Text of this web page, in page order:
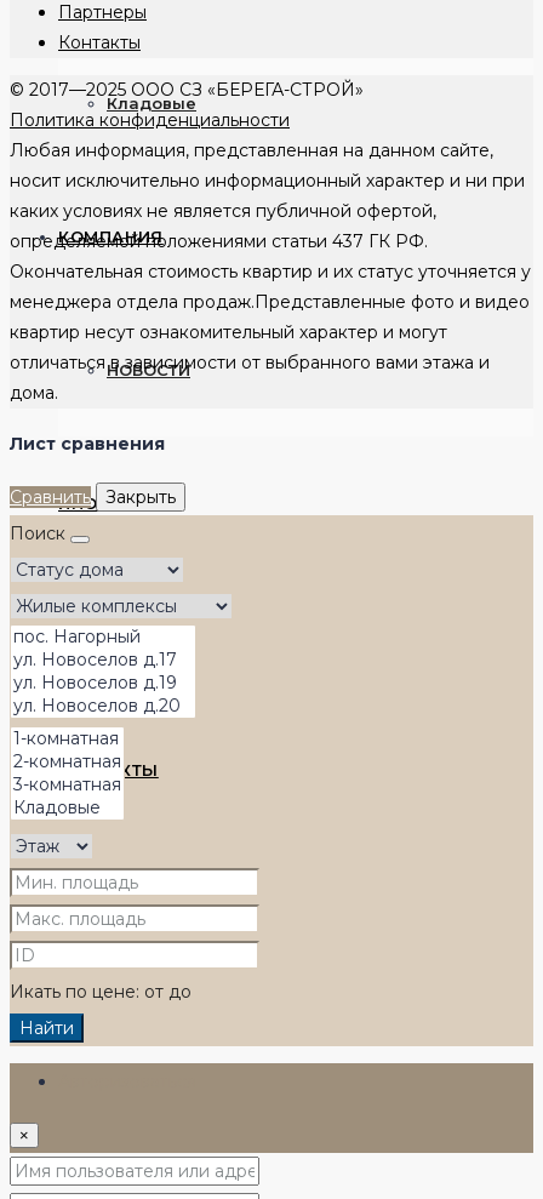
Кладовые
КОМПАНИЯ
НОВОСТИ
ИПОТЕКА
ПАРТНЕРЫ
КОНТАКТЫ
+7 (4852) 33-22-00
Партнеры
Контакты
© 2017—2025 ООО СЗ «БЕРЕГА-СТРОЙ»
Политика конфиденциальности
Любая информация, представленная на данном сайте,
носит исключительно информационный характер и ни при
каких условиях не является публичной офертой,
определяемой положениями статьи 437 ГК РФ.
Окончательная стоимость квартир и их статус уточняется у
менеджера отдела продаж.Представленные фото и видео
квартир несут ознакомительный характер и могут
отличаться в зависимости от выбранного вами этажа и
дома.
Лист сравнения
Сравнить
Закрыть
Поиск
Икать по цене: от до
Найти
×